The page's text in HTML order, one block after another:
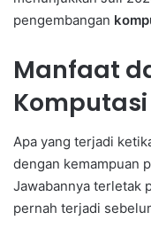
pengembangan
Manfaat
Apa yang terjadi
dengan kemampuan
Jawabannya terletak
pernah terjadi